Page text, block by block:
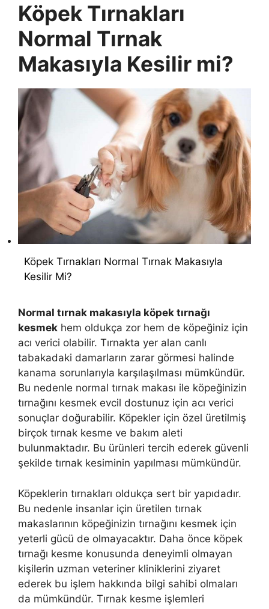
Köpek Tırnakları
Normal Tırnak
Makasıyla Kesilir mi?
Köpek Tırnakları Normal Tırnak Makasıyla
Kesilir Mi?
Normal tırnak makasıyla köpek tırnağı
kesmek hem oldukça zor hem de köpeğiniz için
acı verici olabilir. Tırnakta yer alan canlı
tabakadaki damarların zarar görmesi halinde
kanama sorunlarıyla karşılaşılması mümkündür.
Bu nedenle normal tırnak makası ile köpeğinizin
tırnağını kesmek evcil dostunuz için acı verici
sonuçlar doğurabilir. Köpekler için özel üretilmiş
birçok tırnak kesme ve bakım aleti
bulunmaktadır. Bu ürünleri tercih ederek güvenli
şekilde tırnak kesiminin yapılması mümkündür.
Köpeklerin tırnakları oldukça sert bir yapıdadır.
Bu nedenle insanlar için üretilen tırnak
makaslarının köpeğinizin tırnağını kesmek için
yeterli gücü de olmayacaktır. Daha önce köpek
tırnağı kesme konusunda deneyimli olmayan
kişilerin uzman veteriner kliniklerini ziyaret
ederek bu işlem hakkında bilgi sahibi olmaları
da mümkündür. Tırnak kesme işlemleri